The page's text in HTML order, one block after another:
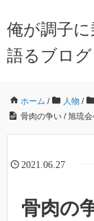
俺が調子
語るブログ
ホーム / 人物 /
骨肉の争い / 旭琉
2021.06.27
骨肉の